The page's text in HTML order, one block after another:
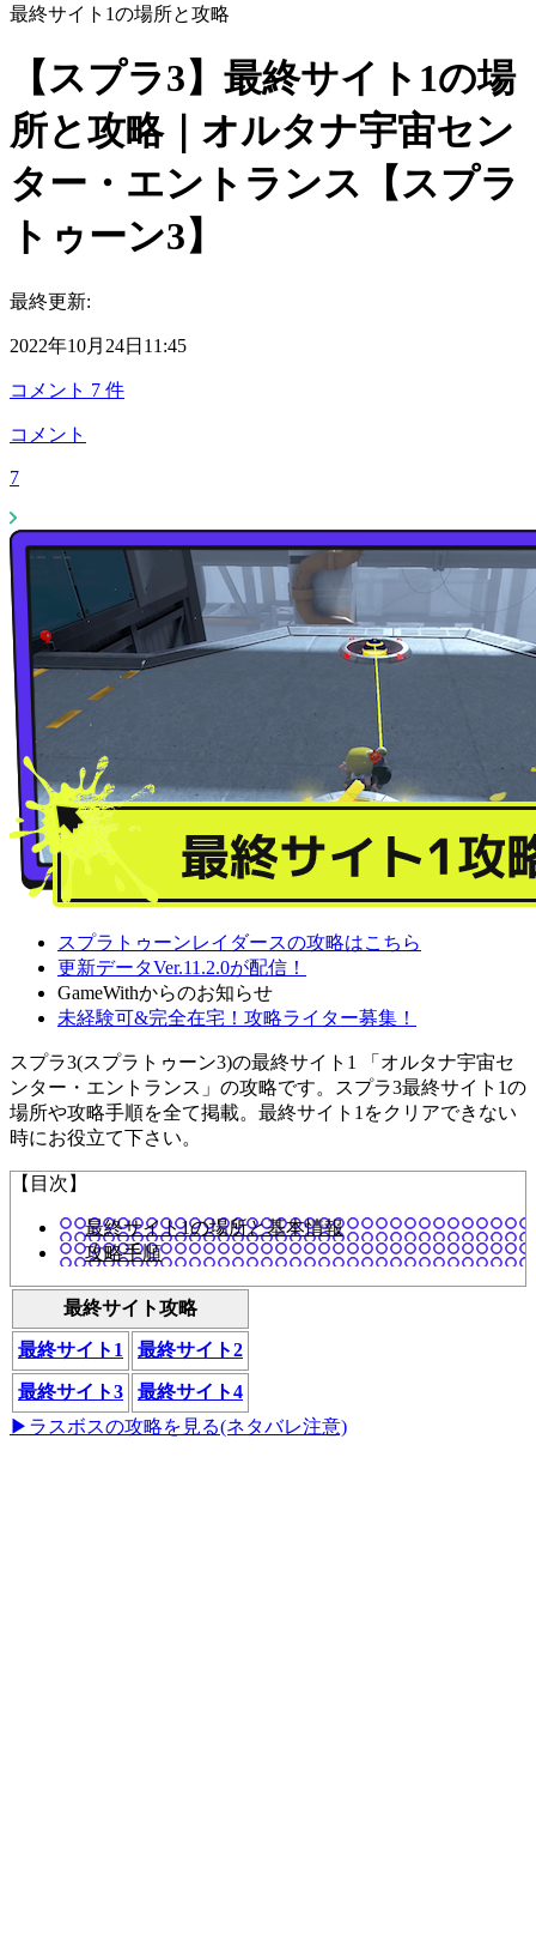
最終サイト1の場所と攻略
【スプラ3】最終サイト1の場
所と攻略｜オルタナ宇宙セン
ター・エントランス【スプラ
トゥーン3】
最終更新:
2022年10月24日11:45
コメント 7 件
コメント
7
スプラトゥーンレイダースの攻略はこちら
更新データVer.11.2.0が配信！
GameWithからのお知らせ
未経験可&完全在宅！攻略ライター募集！
スプラ3(スプラトゥーン3)の最終サイト1 「オルタナ宇宙セ
ンター・エントランス」の攻略です。スプラ3最終サイト1の
場所や攻略手順を全て掲載。最終サイト1をクリアできない
時にお役立て下さい。
【目次】
最終サイト1の場所と基本情報
攻略手順
最終サイト攻略
最終サイト1 最終サイト2
最終サイト3
最終サイト4
▶ラスボスの攻略を見る(ネタバレ注意)